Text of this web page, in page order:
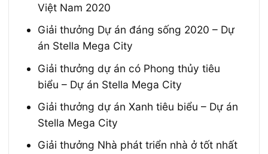
Việt Nam 2020
Giải thưởng Dự án đáng sống 2020 – Dự
án Stella Mega City
Giải thưởng dự án có Phong thủy tiêu
biểu – Dự án Stella Mega City
Giải thưởng dự án Xanh tiêu biểu – Dự án
Stella Mega City
Giải thưởng Nhà phát triển nhà ở tốt nhất